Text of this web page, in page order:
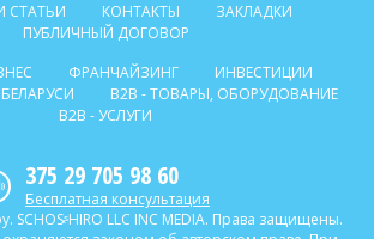
СТАТЬИ КОНТАКТЫ
ЗАКЛАДКИ
ПУБЛИЧНЫЙ ДОГОВОР
ФРАНЧАЙЗИНГ
ИНВЕСТИЦИИ
B2B - ТОВАРЫ, ОБОРУДОВАНИЕ
B2B - УСЛУГИ
375 29 705 98 60
Бесплатная консультация
SCHOSᶳHIRO LLC INC MEDIA. Права защищены.